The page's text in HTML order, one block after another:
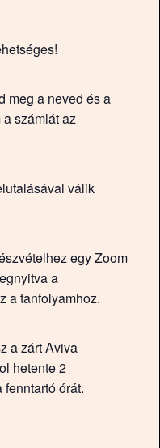
meg a neved és a
számlát az
válik
egy Zoom
a
a tanfolyamhoz.
a zárt Aviva
hetente 2
órát.